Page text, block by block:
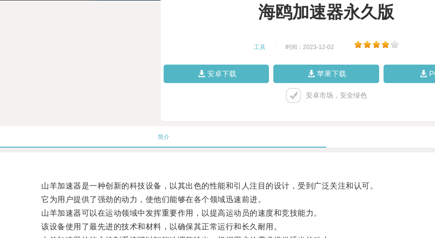
海鸥加速器永久版
工具 时间：2023-12-02
安卓下载 苹果下载
安卓市场，安全绿色
简介
山羊加速器是一种创新的科技设备，以其出色的性能和引人注目的设计，受到广泛关注和认可。
它为用户提供了强劲的动力，使他们能够在各个领域迅速前进。
山羊加速器可以在运动领域中发挥重要作用，以提高运动员的速度和竞技能力。
该设备使用了最先进的技术和材料，以确保其正常运行和长久耐用。